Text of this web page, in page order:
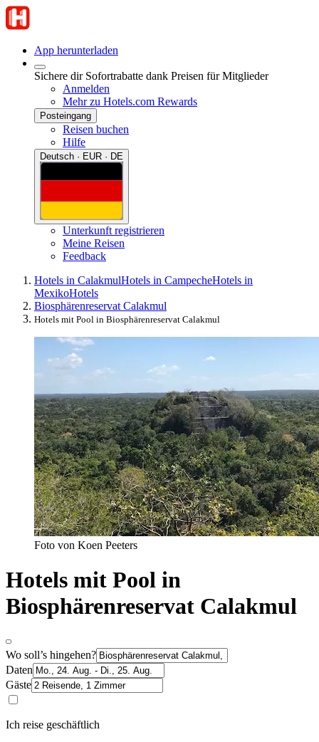
App herunterladen
Sichere dir Sofortrabatte dank Preisen für Mitglieder
Anmelden
Mehr zu Hotels.com Rewards
Posteingang
Reisen buchen
Hilfe
Deutsch · EUR · DE
Unterkunft registrieren
Meine Reisen
Feedback
Hotels in CalakmulHotels in CampecheHotels in
MexikoHotels
Biosphärenreservat Calakmul
Hotels mit Pool in Biosphärenreservat Calakmul
Foto von Koen Peeters
Hotels mit Pool in
Biosphärenreservat Calakmul
Wo soll’s hingehen?
Daten
Gäste
Ich reise geschäftlich